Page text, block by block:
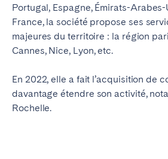
Portugal, Espagne, Émirats-Arabes-
France, la société propose ses
majeures du territoire : la région
Cannes, Nice, Lyon, etc.
En 2022, elle a fait l’acquisition de
davantage étendre son activité,
Rochelle.